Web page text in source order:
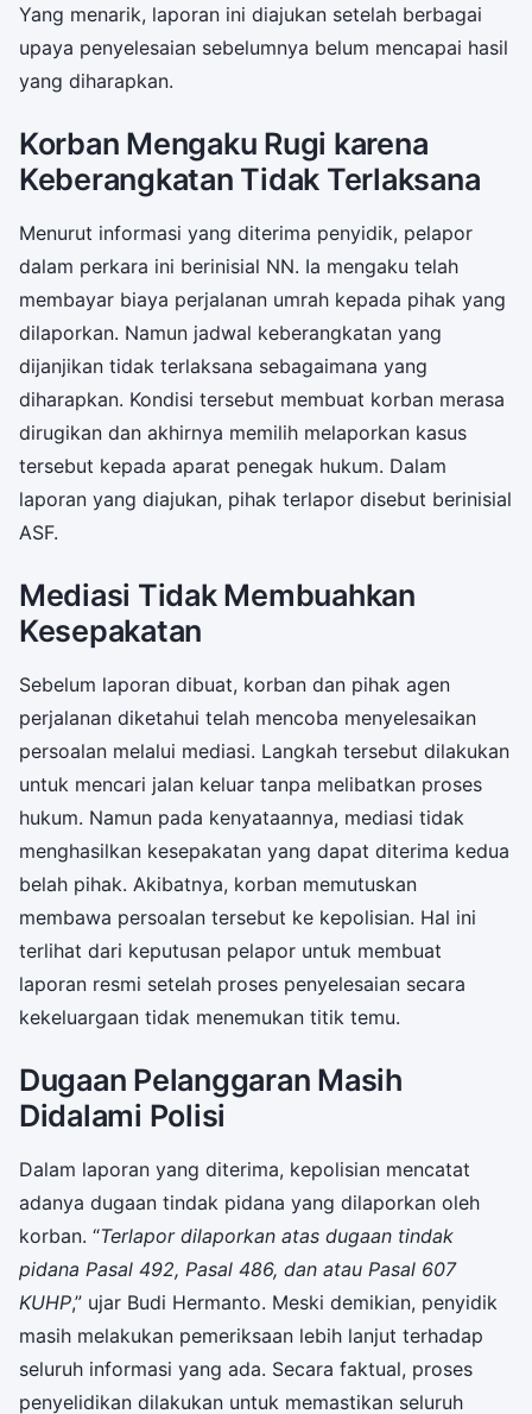
Yang menarik, laporan ini diajukan setelah berbagai
upaya penyelesaian sebelumnya belum mencapai hasil
yang diharapkan.
Korban Mengaku Rugi karena
Keberangkatan Tidak Terlaksana
Menurut informasi yang diterima penyidik, pelapor
dalam perkara ini berinisial NN. Ia mengaku telah
membayar biaya perjalanan umrah kepada pihak yang
dilaporkan. Namun jadwal keberangkatan yang
dijanjikan tidak terlaksana sebagaimana yang
diharapkan. Kondisi tersebut membuat korban merasa
dirugikan dan akhirnya memilih melaporkan kasus
tersebut kepada aparat penegak hukum. Dalam
laporan yang diajukan, pihak terlapor disebut berinisial
ASF.
Mediasi Tidak Membuahkan
Kesepakatan
Sebelum laporan dibuat, korban dan pihak agen
perjalanan diketahui telah mencoba menyelesaikan
persoalan melalui mediasi. Langkah tersebut dilakukan
untuk mencari jalan keluar tanpa melibatkan proses
hukum. Namun pada kenyataannya, mediasi tidak
menghasilkan kesepakatan yang dapat diterima kedua
belah pihak. Akibatnya, korban memutuskan
membawa persoalan tersebut ke kepolisian. Hal ini
terlihat dari keputusan pelapor untuk membuat
laporan resmi setelah proses penyelesaian secara
kekeluargaan tidak menemukan titik temu.
Dugaan Pelanggaran Masih
Didalami Polisi
Dalam laporan yang diterima, kepolisian mencatat
adanya dugaan tindak pidana yang dilaporkan oleh
korban. “Terlapor dilaporkan atas dugaan tindak
pidana Pasal 492, Pasal 486, dan atau Pasal 607
KUHP,” ujar Budi Hermanto. Meski demikian, penyidik
masih melakukan pemeriksaan lebih lanjut terhadap
seluruh informasi yang ada. Secara faktual, proses
penyelidikan dilakukan untuk memastikan seluruh